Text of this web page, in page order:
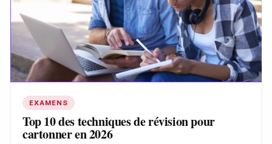
EXAMENS
Top 10 des techniques de révision pour
cartonner en 2026